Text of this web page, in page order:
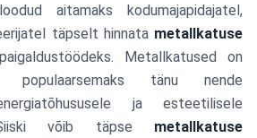
aitamaks kodumajapidajatel,
täpselt hinnata metallkatuse
Metallkatused on
populaarsemaks tänu nende
ja esteetilisele
Siiski võib täpse metallkatuse